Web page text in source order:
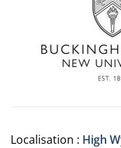
Localisation : High